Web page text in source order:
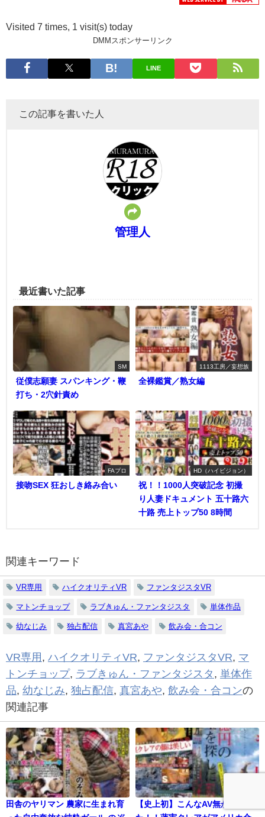
Visited 7 times, 1 visit(s) today
DMMスポンサーリンク
LINE
この記事を書いた人
管理人
最近書いた記事
SM
従僕志願妻 スパンキング・鞭
打ち・2穴針責め
1113工房／妄想族
全裸鑑賞／熟女編
FAプロ
接吻SEX 狂おしき絡み合い
HD（ハイビジョン）
祝！！1000人突破記念 初撮
り人妻ドキュメント 五十路六
十路 売上トップ50 8時間
関連キーワード
VR専用 ハイクオリティVR ファンタジスタVR
マトンチョップ ラブきゅん・ファンタジスタ 単体作品
幼なじみ 独占配信 真宮あや 飲み会・合コン
VR専用 , ハイクオリティVR, ファンタジスタVR, マ
トンチョップ, ラブきゅん・ファンタジスタ , 単体作
品, 幼なじみ, 独占配信, 真宮あや, 飲み会・合コンの
関連記事
田舎のヤリマン 農家に生まれ育
【史上初】こんなAV無かっ